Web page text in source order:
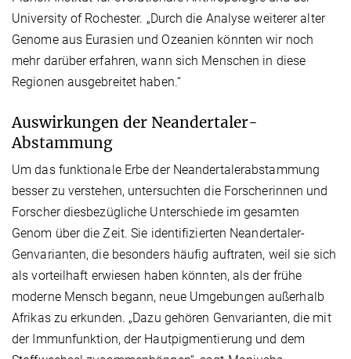
University of Rochester. „Durch die Analyse weiterer alter
Genome aus Eurasien und Ozeanien könnten wir noch
mehr darüber erfahren, wann sich Menschen in diese
Regionen ausgebreitet haben.“
Auswirkungen der Neandertaler-
Abstammung
Um das funktionale Erbe der Neandertalerabstammung
besser zu verstehen, untersuchten die Forscherinnen und
Forscher diesbezügliche Unterschiede im gesamten
Genom über die Zeit. Sie identifizierten Neandertaler-
Genvarianten, die besonders häufig auftraten, weil sie sich
als vorteilhaft erwiesen haben könnten, als der frühe
moderne Mensch begann, neue Umgebungen außerhalb
Afrikas zu erkunden. „Dazu gehören Genvarianten, die mit
der Immunfunktion, der Hautpigmentierung und dem